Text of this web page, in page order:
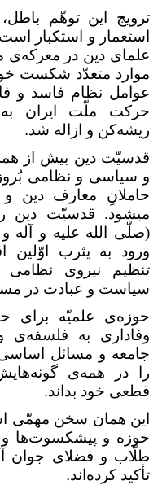
ترویج این توهّم
استعمار و استکبار
علمای دین در معرکه‌ی
موارد متعدّد شکست
عوامل نظام فاسد و
حرکت ملّت ایران
ریشه‌کن و ازاله شد.
قدسیّت دین بیش از
و سیاسی و نظامی بُروز
حاملانِ معارف دین و
میشود. قدسیّت دین
(صلّی الله علیه و آله
ورود به یثرب
تنظیم نیروی
سیاست و عبادت در
حوزه‌ی علمیّه برای
وفاداری به فلسفه‌ی
جامعه و مسائل
را در همه‌ی
قطعی خود بداند.
این همان سخن مهمّی
حوزه و پیشکسوت‌ها و
طلّاب و فضلای جوان
تأکید کرده‌اند.